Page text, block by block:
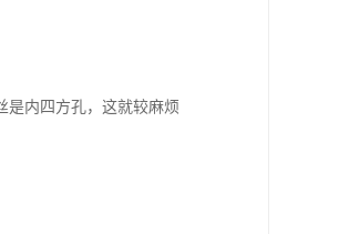
是内四方孔，这就较麻烦